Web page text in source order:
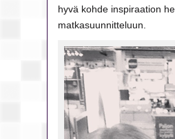
hyvä kohde inspiraation
matkasuunnitteluun.